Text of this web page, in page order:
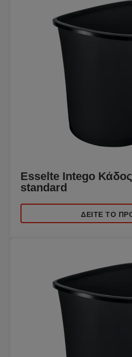
Esselte Intego
standard
ΔΕΊΤΕ ΤΟ